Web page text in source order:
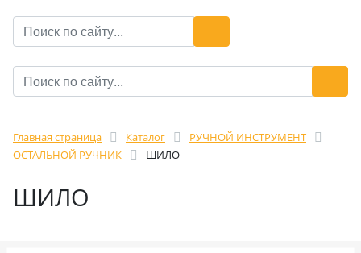
Главная страница Каталог
РУЧНОЙ ИНСТРУМЕНТ
ОСТАЛЬНОЙ РУЧНИК
ШИЛО
ШИЛО